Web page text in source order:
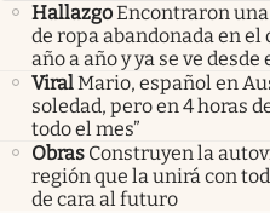
HallazgoEncontraron
de ropa abandonada en el
año a año y ya se ve desde
ViralMario, español en
soledad, pero en 4 horas
todo el mes”
Obras Construyen la
región que la unirá con
de cara al futuro